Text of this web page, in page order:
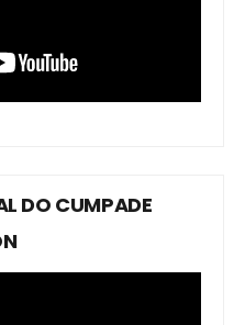
DO CUMPADE